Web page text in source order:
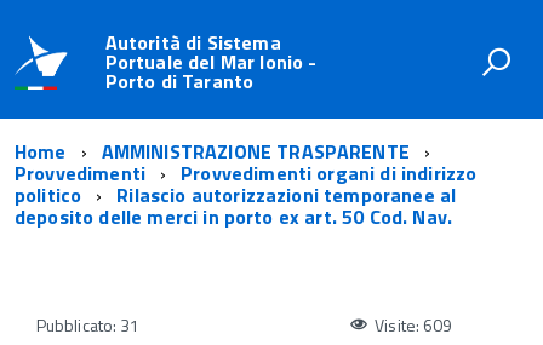
Autorità di Sistema
Portuale del Mar Ionio -
Porto di Taranto
Home AMMINISTRAZIONE TRASPARENTE
Provvedimenti Provvedimenti organi di indirizzo
politico Rilascio autorizzazioni temporanee al
deposito delle merci in porto ex art. 50 Cod. Nav.
Pubblicato: 31
Visite: 609